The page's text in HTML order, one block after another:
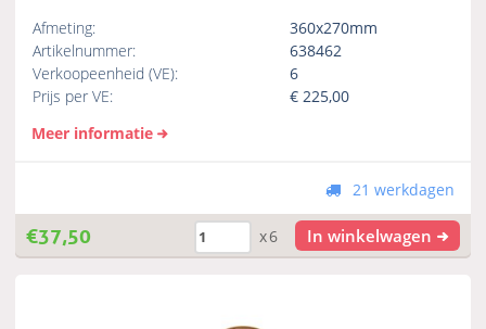
Afmeting:
360x270mm
Artikelnummer:
638462
Verkoopeenheid (VE):
6
Prijs per VE:
€ 225,00
Meer informatie
21 werkdagen
€37,50 x6 In winkelwagen